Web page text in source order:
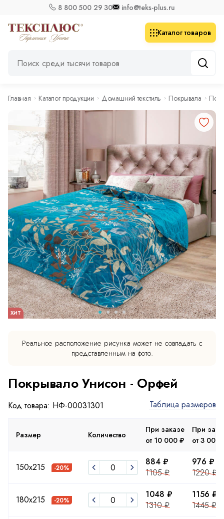
8 800 500 29 30 info@teks-plus.ru
Каталог товаров
Главная Каталог продукции Домашний текстиль Покрывала
ХИТ
Реальное расположение рисунка может не совпадать с
представленным на фото.
Покрывало Унисон - Орфей
Код товара: НФ-00031301 Таблица размеров
Размер Количество
При заказе
от 10 000 ₽
При
от 3 000
150х215 -20%
884 ₽
1105 ₽
976 ₽
1220 ₽
180х215 -20%
1048 ₽
1310 ₽
1156 ₽
1445 ₽